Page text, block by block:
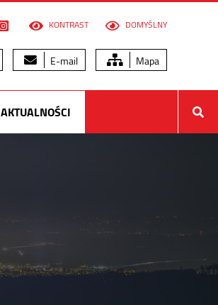
KONTRAST DOMYŚLNY
E-mail Mapa
AKTUALNOŚCI